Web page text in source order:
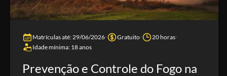
Matrículas até: 29/06/2026 Gratuito
20 horas
Idade mínima: 18 anos
Prevenção e Controle do Fogo na